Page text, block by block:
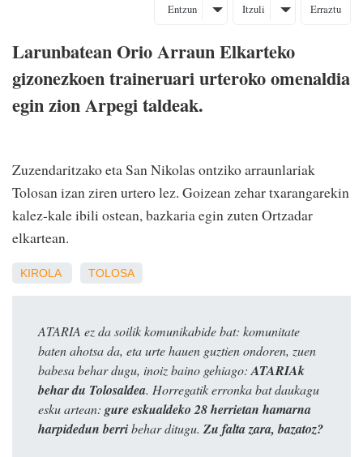
Entzun Itzuli Erraztu
Larunbatean Orio Arraun Elkarteko
gizonezkoen traineruari urteroko omenaldia
egin zion Arpegi taldeak.
Zuzendaritzako eta San Nikolas ontziko arraunlariak
Tolosan izan ziren urtero lez. Goizean zehar txarangarekin
kalez-kale ibili ostean, bazkaria egin zuten Ortzadar
elkartean.
KIROLA TOLOSA
ATARIA ez da soilik komunikabide bat: komunitate
baten ahotsa da, eta urte hauen guztien ondoren, zuen
babesa behar dugu, inoiz baino gehiago: ATARIAk
behar du Tolosaldea. Horregatik erronka bat daukagu
esku artean: gure eskualdeko 28 herrietan hamarna
harpidedun berribehar ditugu. Zu falta zara, bazatoz?